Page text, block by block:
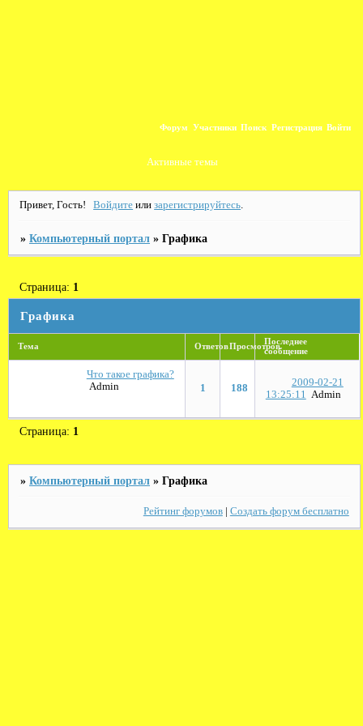
Форум Участники Поиск Регистрация Войти
Активные темы
Привет, Гость! Войдите илизарегистрируйтесь.
»Компьютерный портал »Графика
Графика
Страница: 1
Тема ОтветовПросмотровПоследнее
сообщение
Что такое графика?
Admin
1 188
2009-02-21
13:25:11 Admin
Страница: 1
»Компьютерный портал »Графика
Рейтинг форумов| Создать форум бесплатно